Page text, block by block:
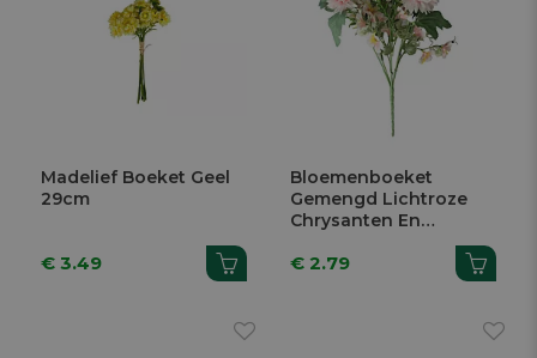
Madelief Boeket Geel
29cm
€ 3.49
Bloemenboeket
Gemengd Lichtroze
Chrysanten En
€ 2.79